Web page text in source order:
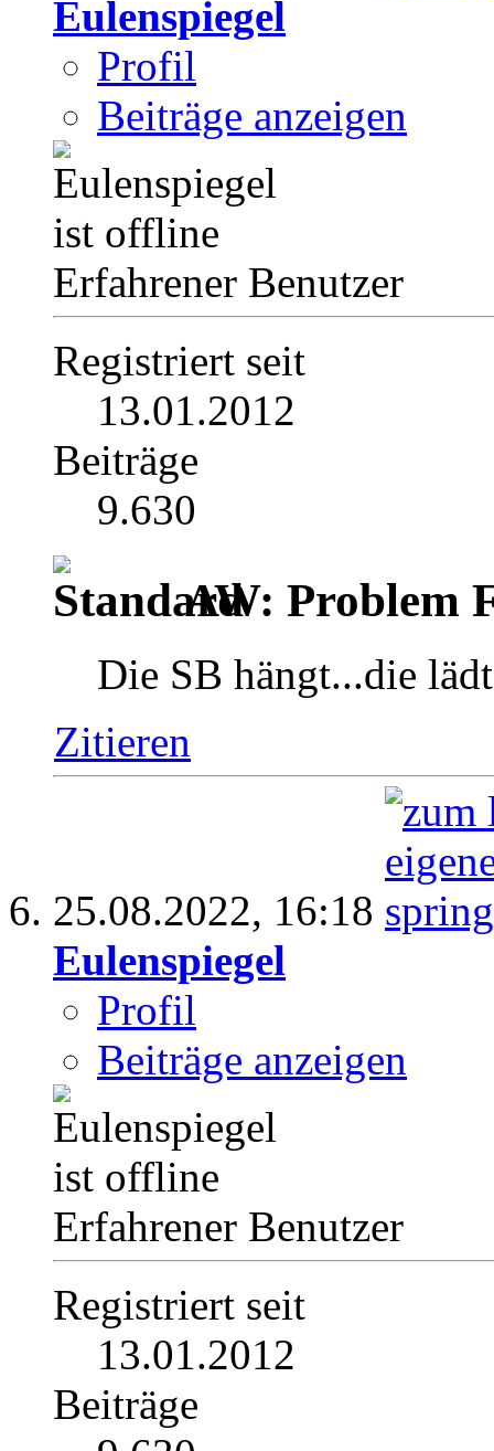
Eulenspiegel
Profil
Beiträge anzeigen
Erfahrener Benutzer
Registriert seit
13.01.2012
Beiträge
9.630
AW: Problem
Die SB hängt...die
Zitieren
25.08.2022, 16:18
Eulenspiegel
Profil
Beiträge anzeigen
Erfahrener Benutzer
Registriert seit
13.01.2012
Beiträge